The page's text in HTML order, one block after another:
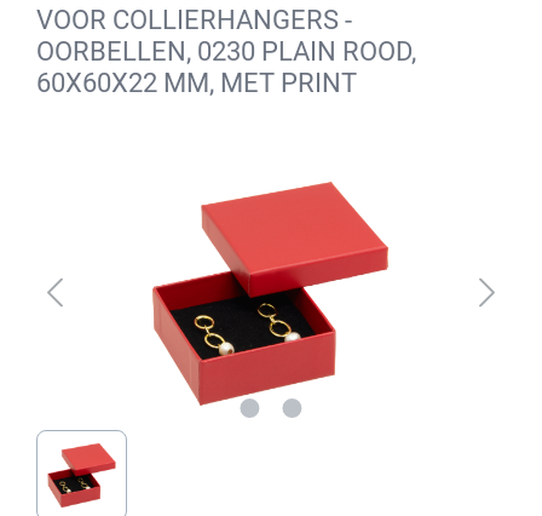
VOOR COLLIERHANGERS -
OORBELLEN, 0230 PLAIN ROOD,
60X60X22 MM, MET PRINT